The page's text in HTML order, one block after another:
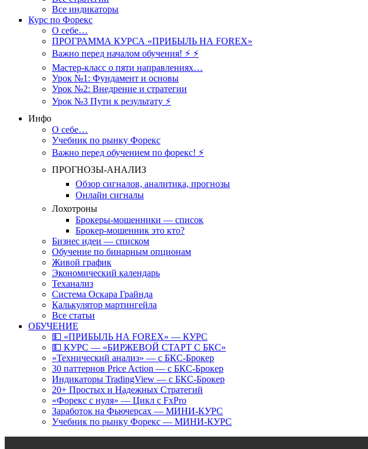
Все индикаторы
Курс по Форекс
О себе…
ПРОГРАММА КУРСА «ПРИБЫЛЬ НА FOREX»
Важно перед началом обучения! ⚡ ⚡
Мастер-класс о пяти направлениях…
Урок №1: Фундамент и основы
Урок №2: Внедрение и стратегии
Урок №3 Пути к результату ⚡️
Инфо
О себе…
Учебник по рынку Форекс
Важно перед обучением по форекс! ⚡
ПРОГНОЗЫ-АНАЛИЗ
Обзор сигналов, аналитика, прогнозы
Онлайн сигналы
Лохотроны
Брокеры-мошенники — список
Брокер-мошенник это кто?
Бизнес идеи — списком
Обучение по бинарным опционам
Живой график
Экономический календарь
Теханализ
Система Оскара Грайнда
Калькулятор мартингейла
Все статьи
ОБУЧЕНИЕ
💵 «ПРИБЫЛЬ НА FOREX» — КУРС
💵 КУРС — «БИРЖЕВОЙ СТАРТ С БКС»
«Технический анализ» — с БКС-Брокер
30 паттернов Price Action — с БКС-Брокер
Индикаторы TradingView — с БКС-Брокер
20+ Простых и Надежных Стратегий
«Форекс с нуля» — Цикл с FxPro
Заработок на Фьючерсах — МИНИ-КУРС
Учебник по рынку Форекс — МИНИ-КУРС